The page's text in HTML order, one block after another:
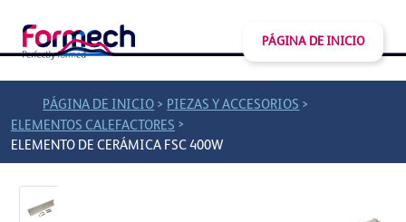
PÁGINA DE INICIO
PÁGINA DE INICIO > PIEZAS Y ACCESORIOS >
ELEMENTOS CALEFACTORES >
ELEMENTO DE CERÁMICA FSC 400W